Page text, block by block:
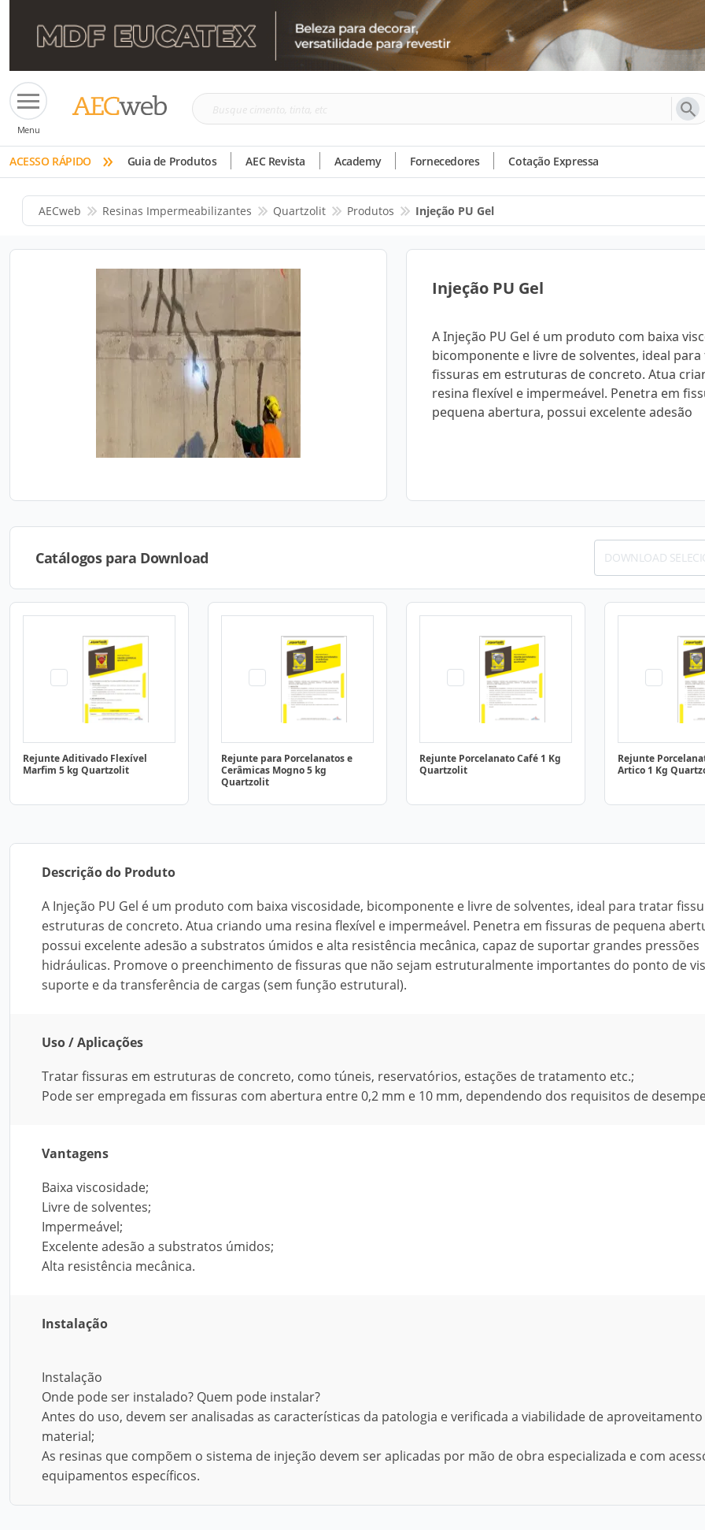
Menu
Busque
tinta,
etc
ACESSO RÁPIDO » Guia de Produtos AEC Revista Academy Fornecedores Cotação Expressa
AECweb Resinas Impermeabilizantes Quartzolit Produtos Injeção PU Gel
Injeção PU Gel
A Injeção PU Gel é um produto com baixa
bicomponente e livre de solventes, ideal
fissuras em estruturas de concreto. Atua
resina flexível e impermeável. Penetra em
pequena abertura, possui excelente adesão
Catálogos para Download DOWNLOAD
Rejunte Aditivado Flexível
Marfim 5 kg Quartzolit
Rejunte para Porcelanatos e
Cerâmicas Mogno 5 kg
Quartzolit
Rejunte Porcelanato Café 1 Kg
Quartzolit
Rejunte
Artico 1 Kg
Descrição do Produto
A Injeção PU Gel é um produto com baixa viscosidade, bicomponente e livre de solventes, ideal para tratar
estruturas de concreto. Atua criando uma resina flexível e impermeável. Penetra em fissuras de pequena
possui excelente adesão a substratos úmidos e alta resistência mecânica, capaz de suportar grandes pressões
hidráulicas. Promove o preenchimento de fissuras que não sejam estruturalmente importantes do ponto de
suporte e da transferência de cargas (sem função estrutural).
Uso / Aplicações
Tratar fissuras em estruturas de concreto, como túneis, reservatórios, estações de tratamento etc.;
Pode ser empregada em fissuras com abertura entre 0,2 mm e 10 mm, dependendo dos requisitos de
Vantagens
Baixa viscosidade;
Livre de solventes;
Impermeável;
Excelente adesão a substratos úmidos;
Alta resistência mecânica.
Instalação
Instalação
Onde pode ser instalado? Quem pode instalar?
Antes do uso, devem ser analisadas as características da patologia e verificada a viabilidade de
material;
As resinas que compõem o sistema de injeção devem ser aplicadas por mão de obra especializada e com
equipamentos específicos.